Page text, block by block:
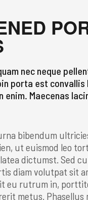
nec neque
porta est convallis
enim. Maecenas
bibendum
ut euismod leo
dictumst. Sed
diam volutpat sit
eu rutrum in,
metus.